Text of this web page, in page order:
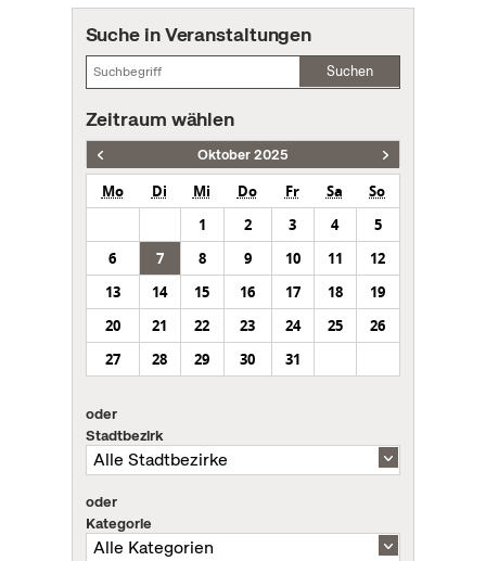
Suche in Veranstaltungen
Suchen
Zeitraum wählen
Oktober 2025
Mo Di Mi Do Fr Sa
So
1
2 3 4
5
6
7 8 9 10 11
12
13
14 15 16 17 18
19
20
21 22 23 24 25
26
27
28 29 30 31
oder
Stadtbezirk
oder
Kategorie